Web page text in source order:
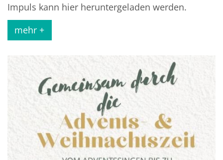
Impuls kann hier heruntergeladen werden.
mehr +